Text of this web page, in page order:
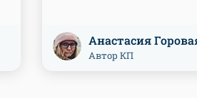
Анастасия
Автор КП